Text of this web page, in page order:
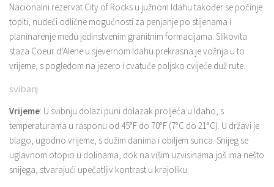
Nacionalni rezervat City of Rocks u južnom Idahu također se počinje
topiti, nudeći odlične mogućnosti za penjanje po stijenama i
planinarenje među jedinstvenim granitnim formacijama. Slikovita
staza Coeur d’Alene u sjevernom Idahu prekrasna je vožnja u to
vrijeme, s pogledom na jezero i cvatuće poljsko cvijeće duž rute.
svibanj
Vrijeme: U svibnju dolazi puni dolazak proljeća u Idaho, s
temperaturama u rasponu od 45°F do 70°F (7°C do 21°C). U državi je
blago, ugodno vrijeme, s dužim danima i obiljem sunca. Snijeg se
uglavnom otopio u dolinama, dok na višim uzvisinama još ima nešto
snijega, stvarajući upečatljiv kontrast u krajoliku.